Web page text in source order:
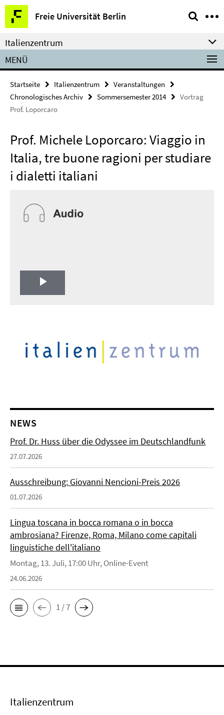
Springe
direkt
zu
Inhalt
Freie Universität Berlin
Service-
Navigation
Italienzentrum
MENÜ
Startseite Italienzentrum
Veranstaltungen
Chronologisches Archiv
Sommersemester 2014
Vortrag
Prof. Loporcaro
Prof. Michele Loporcaro: Viaggio in
Italia, tre buone ragioni per studiare
i dialetti italiani
Play
NEWS
Prof. Dr. Huss über die Odyssee im Deutschlandfunk
27.07.2026
Ausschreibung: Giovanni Nencioni-Preis 2026
01.07.2026
Lingua toscana in bocca romana o in bocca
ambrosiana? Firenze, Roma, Milano come capitali
linguistiche dell'italiano
Montag, 13. Juli, 17:00 Uhr, Online-Event
24.06.2026
1 / 7
Italienzentrum